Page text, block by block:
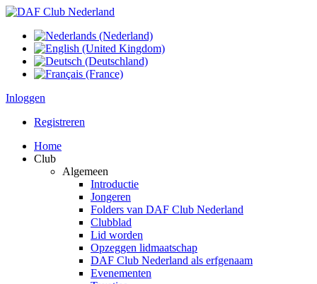
Inloggen
Registreren
Home
Club
Algemeen
Introductie
Jongeren
Folders van DAF Club Nederland
Clubblad
Lid worden
Opzeggen lidmaatschap
DAF Club Nederland als erfgenaam
Evenementen